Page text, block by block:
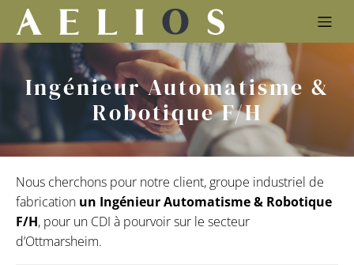
Ingénieur Automatisme &
Robotique F/H
Nous cherchons pour notre client, groupe industriel de
fabrication un Ingénieur Automatisme & Robotique
F/H, pour un CDI à pourvoir sur le secteur
d’Ottmarsheim.